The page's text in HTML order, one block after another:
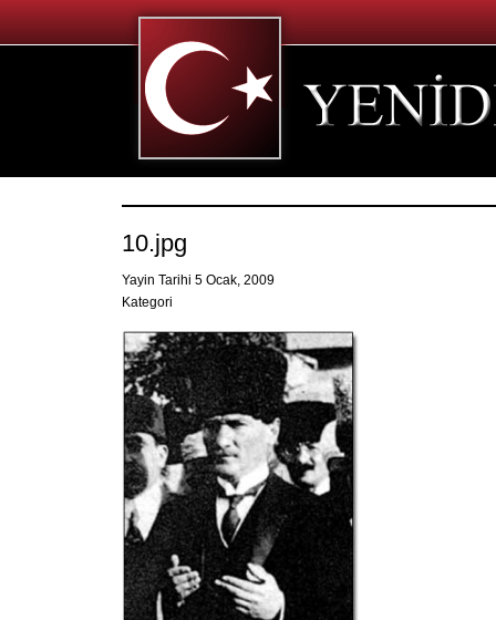
10.jpg
Yayin Tarihi 5 Ocak, 2009
Kategori